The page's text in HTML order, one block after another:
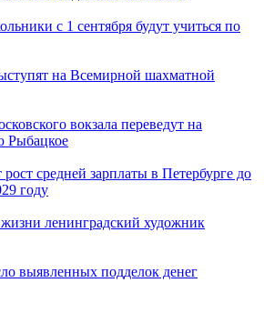
с 1 сентября будут учиться по
на Всемирной шахматной
вокзала переведут на
Рыбацкое
средней зарплаты в Петербурге до
году
ленинградский художник
выявленных подделок денег